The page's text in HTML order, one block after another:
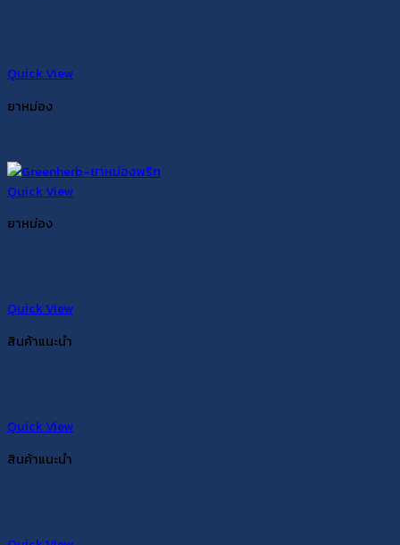
Quick View
ยาหม่อง
Quick View
ยาหม่อง
Quick View
สินค้าแนะนำ
Quick View
สินค้าแนะนำ